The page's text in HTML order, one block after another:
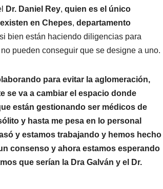
Dr. Daniel Rey, quien es el único
en Chepes, departamento
bien están haciendo diligencias para
pueden conseguir que se designe a uno.
para evitar la aglomeración,
se va a cambiar el espacio donde
están gestionando ser médicos de
y hasta me pesa en lo personal
y estamos trabajando y hemos hecho
consenso y ahora estamos esperando
que serían la Dra Galván y el Dr.